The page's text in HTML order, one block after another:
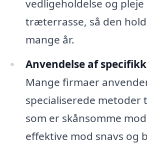
vedligeholdelse og pleje
træterrasse, så den
mange år.
Anvendelse af
Mange firmaer
specialiserede metoder
som er skånsomme
effektive mod snavs og